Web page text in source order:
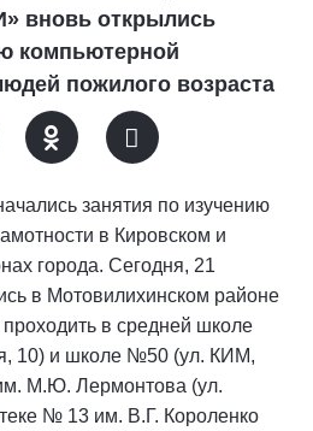
вновь открылись
компьютерной
пожилого возраста
занятия по изучению
в Кировском и
города. Сегодня, 21
в Мотовилихинском районе
в средней школе
10) и школе №50 (ул. КИМ,
М.Ю. Лермонтова (ул.
№ 13 им. В.Г. Короленко